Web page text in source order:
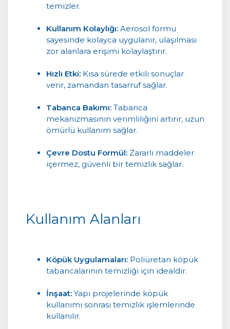
temizler.
Kullanım Kolaylığı: Aerosol formu
sayesinde kolayca uygulanır, ulaşılması
zor alanlara erişimi kolaylaştırır.
Hızlı Etki: Kısa sürede etkili sonuçlar
verir, zamandan tasarruf sağlar.
Tabanca Bakımı: Tabanca
mekanizmasının verimliliğini artırır, uzun
ömürlü kullanım sağlar.
Çevre Dostu Formül: Zararlı maddeler
içermez, güvenli bir temizlik sağlar.
Kullanım Alanları
Köpük Uygulamaları: Poliüretan köpük
tabancalarının temizliği için idealdir.
İnşaat: Yapı projelerinde köpük
kullanımı sonrası temizlik işlemlerinde
kullanılır.